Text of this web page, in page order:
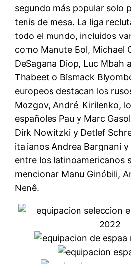
segundo más popular solo
tenis de mesa. La liga
todo el mundo, incluidos
como Manute Bol, Michael
DeSagana Diop, Luc Mbah
Thabeet o Bismack
europeos destacan los
Mozgov, Andréi Kirilenko,
españoles Pau y Marc
Dirk Nowitzki y Detlef
italianos Andrea Bargnani
entre los latinoamericanos
mencionar Manu Ginóbili,
Nenê.